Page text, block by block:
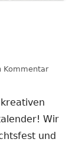
Kommentarzu
Wir
und